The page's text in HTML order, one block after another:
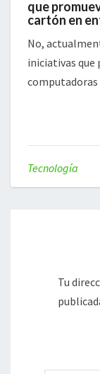
que
cartón en
No,
iniciativas que
Tecnología
Tu